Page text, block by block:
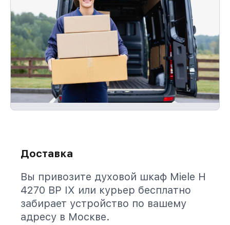
Доставка
Вы привозите духовой шкаф Miele H
4270 BP IX или курьер бесплатно
забирает устройство по вашему
адресу в Москве.